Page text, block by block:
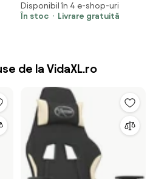
Disponibil în 4 e-shop-uri
În stoc
Livrare gratuită
de la VidaXL.ro